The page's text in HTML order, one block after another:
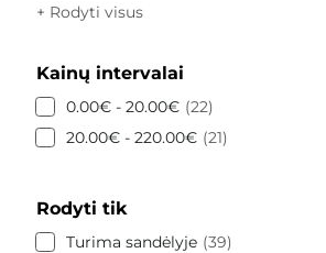
+ Rodyti visus
Kainų intervalai
0.00€ - 20.00€ 22
20.00€ - 220.00€ 21
Rodyti tik
Turima sandėlyje 39